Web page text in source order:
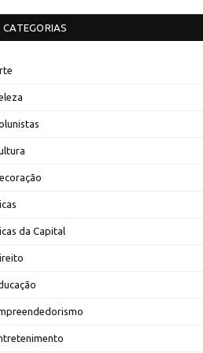
CATEGORIAS
da Capital